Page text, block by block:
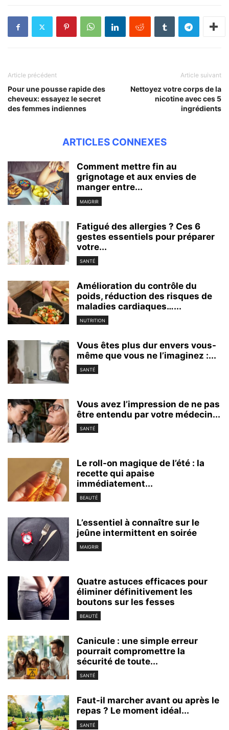
Article précédent
Pour une pousse rapide des
cheveux: essayez le secret
des femmes indiennes
Article suivant
Nettoyez votre corps de la
nicotine avec ces 5
ingrédients
ARTICLES CONNEXES
Comment mettre fin au
grignotage et aux envies de
manger entre...
MAIGRIR
Fatigué des allergies ? Ces 6
gestes essentiels pour préparer
votre...
SANTÉ
Amélioration du contrôle du
poids, réduction des risques de
maladies cardiaques…...
NUTRITION
Vous êtes plus dur envers vous-
même que vous ne l’imaginez :...
SANTÉ
Vous avez l’impression de ne pas
être entendu par votre médecin...
SANTÉ
Le roll-on magique de l’été : la
recette qui apaise
immédiatement...
BEAUTÉ
L’essentiel à connaître sur le
jeûne intermittent en soirée
MAIGRIR
Quatre astuces efficaces pour
éliminer définitivement les
boutons sur les fesses
BEAUTÉ
Canicule : une simple erreur
pourrait compromettre la
sécurité de toute...
SANTÉ
Faut-il marcher avant ou après le
repas ? Le moment idéal...
SANTÉ